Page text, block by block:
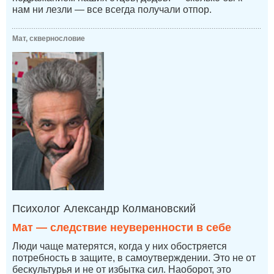
нам ни лезли — все всегда получали отпор.
Мат, сквернословие
Психолог Александр Колмановский
Мат — следствие неуверенности в себе
Люди чаще матерятся, когда у них обостряется
потребность в защите, в самоутверждении. Это не от
бескультурья и не от избытка сил. Наоборот, это